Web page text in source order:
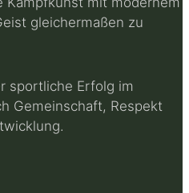
gleichermaßen zu
sportliche Erfolg im
Gemeinschaft, Respekt